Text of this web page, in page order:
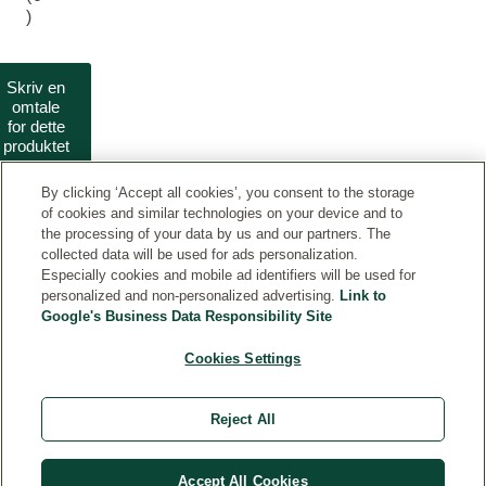
)
Skriv en
omtale
for dette
produktet
By clicking ‘Accept all cookies’, you consent to the storage
of cookies and similar technologies on your device and to
the processing of your data by us and our partners. The
collected data will be used for ads personalization.
Especially cookies and mobile ad identifiers will be used for
personalized and non-personalized advertising. Link to
Google's Business Data Responsibility Site
Cookies Settings
Reject All
Accept All Cookies